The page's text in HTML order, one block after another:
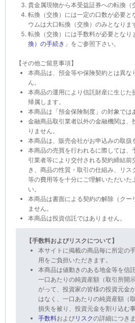
貴金属現物から本受益証券への転換（
転換（交換）には一定の口数が必要と
ウムは大口転換（交換）のみとなりま
転換（交換）には手数料が必要となり
換）の手続き 」をご参照下さい。
【その他ご留意事項】
本商品は、預金等や保険契約とは異な
ん。
本商品の運用により信託財産に生じた
帰属します。
本商品は「預金保険制度」の対象では
金融商品取引業者以外の金融機関は、
りません。
本商品は、販売会社がお申込みの取扱
本商品の売買を行われるに際しては、
引業者等により交付される契約締結
き、商品の性質・取引の仕組み、リ
等の費用等を十分にご理解いただいた
い。
本商品は書面による契約の解除（クー
ません。
本商品は投資信託ではありません。
【手数料およびリスクについて】
本サイトに掲載の商品毎に所定の
用をご負担いただきます。
本商品は値動きのある地金等を信
一口あたりの純資産額（取引所開
がって、投資家の皆様の投資元金
はなく、一口あたりの純資産額（
損失を被り、投資元金を割り込む
手数料およびリスクの詳細につき